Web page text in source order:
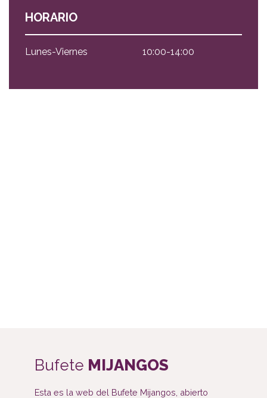
HORARIO
Lunes-Viernes 10:00-14:00
Bufete MIJANGOS
Esta es la web del Bufete Mijangos, abierto